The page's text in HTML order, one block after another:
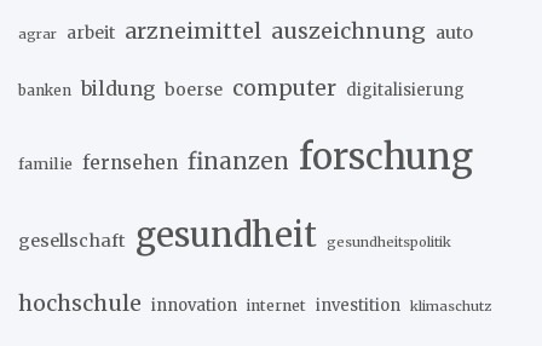
agrar arbeit arzneimittel auszeichnung auto
banken bildung boerse computer digitalisierung
familie fernsehen finanzen forschung
gesellschaft gesundheit gesundheitspolitik
hochschule innovation internet investition klimaschutz